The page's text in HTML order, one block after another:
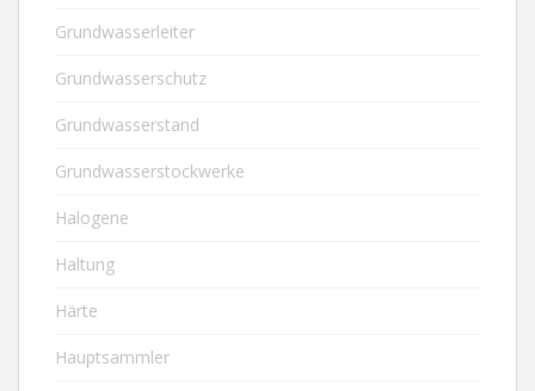
Grundwasserleiter
Grundwasserschutz
Grundwasserstand
Grundwasserstockwerke
Halogene
Haltung
Härte
Hauptsammler